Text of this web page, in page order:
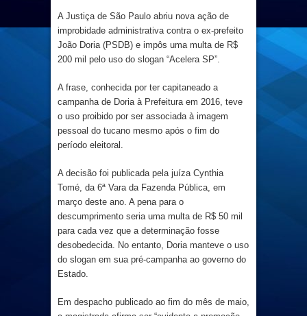
A Justiça de São Paulo abriu nova ação de
improbidade administrativa contra o ex-prefeito
João Doria (PSDB) e impôs uma multa de R$
200 mil pelo uso do slogan “Acelera SP”.
A frase, conhecida por ter capitaneado a
campanha de Doria à Prefeitura em 2016, teve
o uso proibido por ser associada à imagem
pessoal do tucano mesmo após o fim do
período eleitoral.
A decisão foi publicada pela juíza Cynthia
Tomé, da 6ª Vara da Fazenda Pública, em
março deste ano. A pena para o
descumprimento seria uma multa de R$ 50 mil
para cada vez que a determinação fosse
desobedecida. No entanto, Doria manteve o uso
do slogan em sua pré-campanha ao governo do
Estado.
Em despacho publicado ao fim do mês de maio,